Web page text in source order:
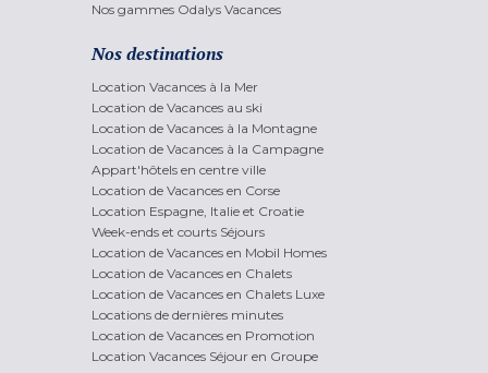
Nos gammes Odalys Vacances
Nos destinations
Location Vacances à la Mer
Location de Vacances au ski
Location de Vacances à la Montagne
Location de Vacances à la Campagne
Appart'hôtels en centre ville
Location de Vacances en Corse
Location Espagne, Italie et Croatie
Week-ends et courts Séjours
Location de Vacances en Mobil Homes
Location de Vacances en Chalets
Location de Vacances en Chalets Luxe
Locations de dernières minutes
Location de Vacances en Promotion
Location Vacances Séjour en Groupe